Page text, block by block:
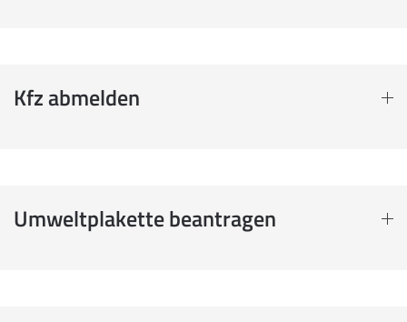
Kfz abmelden
Umweltplakette beantragen